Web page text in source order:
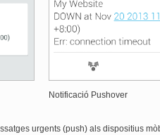
Notificació Pushover
urgents (push) als dispositius